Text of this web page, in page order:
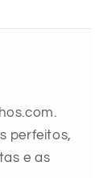
perfeitos,
e as